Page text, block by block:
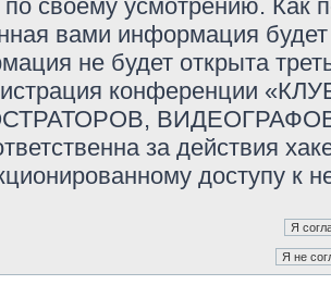
своему усмотрению. Как
вами информация
не будет открыта
конференции
ВИДЕОГРАФОВ
за действия
доступу к